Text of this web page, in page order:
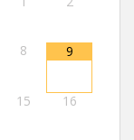
8 9
15 16